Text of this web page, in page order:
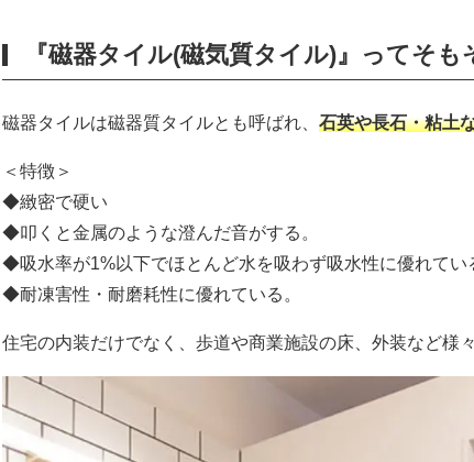
『磁器タイル(磁気質タイル)』ってそ
磁器タイルは磁器質タイルとも呼ばれ、 石英や長石・粘土
＜特徴＞
◆緻密で硬い
◆叩くと金属のような澄んだ音がする。
◆吸水率が1%以下でほとんど水を吸わず吸水性に優れてい
◆耐凍害性・耐磨耗性に優れている。
住宅の内装だけでなく、歩道や商業施設の床、外装など様